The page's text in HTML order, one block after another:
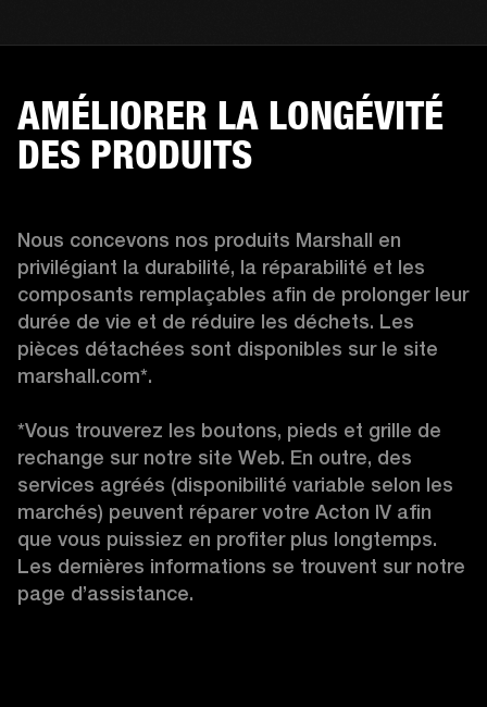
AMÉLIORER LA LONGÉVITÉ
DES PRODUITS
Nous concevons nos produits Marshall en
privilégiant la durabilité, la réparabilité et les
composants remplaçables afin de prolonger leur
durée de vie et de réduire les déchets. Les
pièces détachées sont disponibles sur le site
marshall.com*.
*Vous trouverez les boutons, pieds et grille de
rechange sur notre site Web. En outre, des
services agréés (disponibilité variable selon les
marchés) peuvent réparer votre Acton IV afin
que vous puissiez en profiter plus longtemps.
Les dernières informations se trouvent sur notre
page d’assistance.